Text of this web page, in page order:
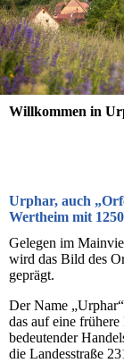
Willkommen in
Urphar, auch
Wertheim mit
Gelegen im
wird das Bild des
geprägt.
Der Name
das auf eine
bedeutender
die Landesstraße